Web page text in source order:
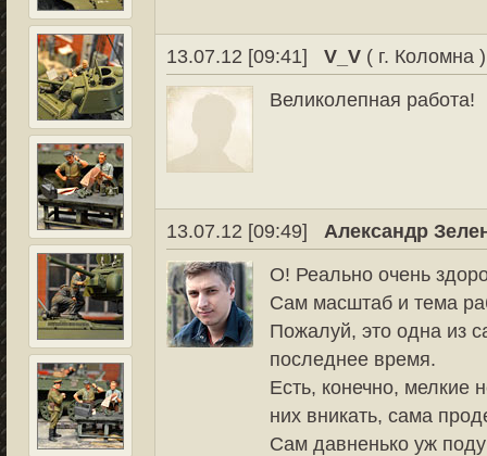
13.07.12 [09:41] V_V ( г. Коломна )
Великолепная работа!
13.07.12 [09:49]
Александр
О! Реально очень
Сам масштаб и тема
Пожалуй, это одна из
последнее время.
Есть, конечно, мелкие
них вникать, сама
Сам давненько уж